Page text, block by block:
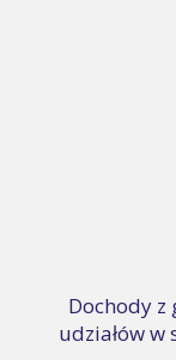
Dochody z
udziałów w